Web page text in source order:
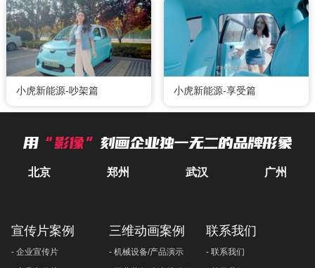
小虎新能源-吵架篇 小虎新能源-享受篇
用“影像” 刻画企业独一无二的品牌形象
北京 郑州 武汉 广州
宣传片案例
- 企业宣传片
三维动画案例
- 机械设备/产品演示
联系我们
- 联系我们